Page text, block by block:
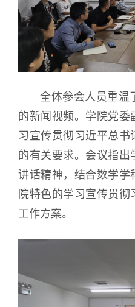
全体参会人员重温
的新闻视频。学院党委
习宣传贯彻习近平总书
的有关要求。会议指
讲话精神，结合数学学
院特色的学习宣传贯
工作方案。